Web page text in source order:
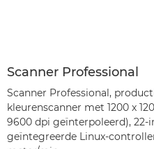
Scanner Professional
Scanner Professional,
kleurenscanner met 1200 x
9600 dpi geïnterpoleerd),
geïntegreerde Linux-